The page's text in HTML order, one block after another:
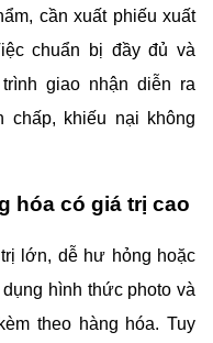
cần xuất phiếu xuất
chuẩn bị đầy đủ và
giao nhận diễn ra
chấp, khiếu nại không
hóa có giá trị cao
lớn, dễ hư hỏng hoặc
hình thức photo và
theo hàng hóa. Tuy